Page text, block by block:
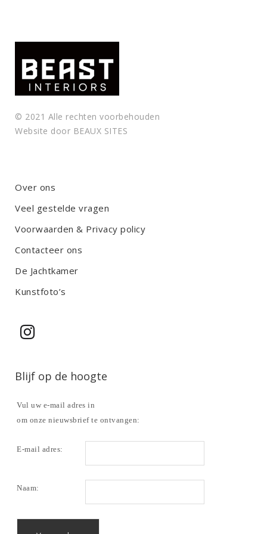
© 2021 Alle rechten voorbehouden
Website door BEAUX SITES
Over ons
Veel gestelde vragen
Voorwaarden & Privacy policy
Contacteer ons
De Jachtkamer
Kunstfoto’s
Blijf op de hoogte
Vul uw e-mail adres in
om onze nieuwsbrief te ontvangen:
E-mail adres:
Naam: